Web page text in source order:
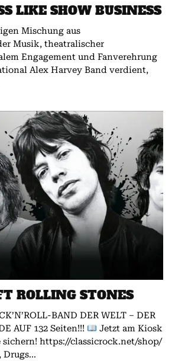
LIKE SHOW BUSINESS
Mischung aus
Musik, theatralischer
Engagement und Fanverehrung
Alex Harvey Band verdient,
ROLLING STONES
BAND DER WELT – DER
AUF 132 Seiten!!!
Jetzt am Kiosk
https://classicrock.net/shop/
Drugs...